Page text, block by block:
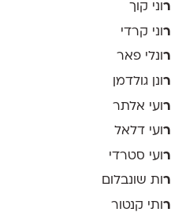
רוני קוך
ר וני קרדי
רונלי פאר
ר ונן גולדמן
ר ועי אלתר
רועי דלאל
ר ועי סטרדי
רות שונבלום
ר ותי קנטור